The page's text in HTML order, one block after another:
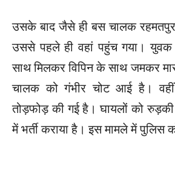
उसके बाद जैसे ही बस चालक रहमतपुर
उससे पहले ही वहां पहुंच गया।
साथ मिलकर विपिन के साथ जमकर
चालक को गंभीर चोट आई है।
तोड़फोड़ की गई है। घायलों को
में भर्ती कराया है। इस मामले में पुलिस